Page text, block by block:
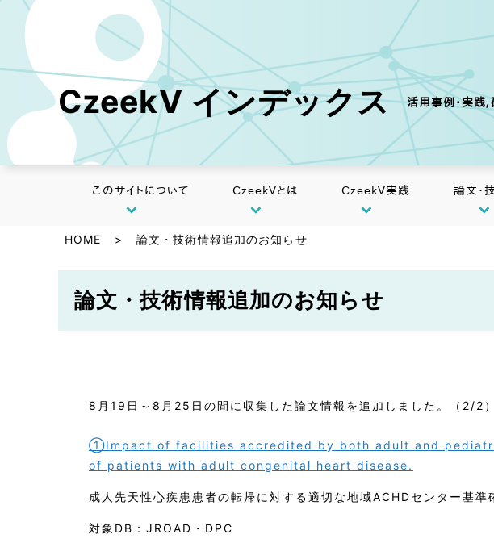
CzeekV インデックス 活用事例・実践,
このサイトについて CzeekVとは CzeekV実践 論文・
HOME > 論文・技術情報追加のお知らせ
論文・技術情報追加のお知らせ
8月19日～8月25日の間に収集した論文情報を追加しました。（2/2）
①Impact of facilities accredited by both adult and
of patients with adult congenital heart disease.
成人先天性心疾患患者の転帰に対する適切な地域ACHDセンター基準
対象DB：JROAD・DPC